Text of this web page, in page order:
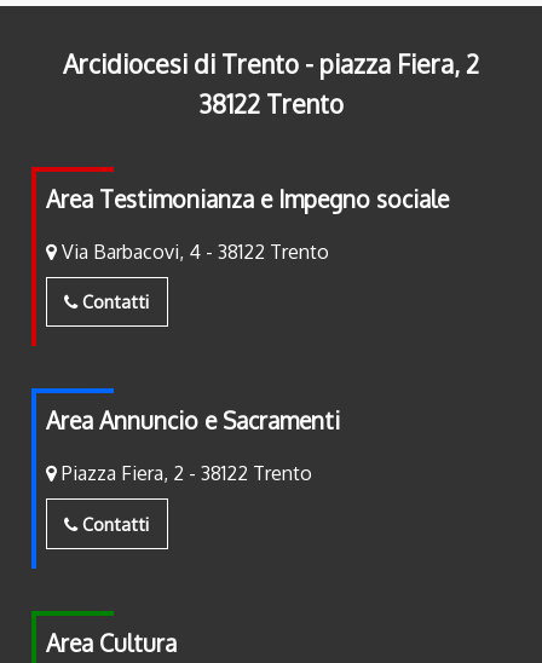
Arcidiocesi di Trento - piazza Fiera, 2
38122 Trento
Area Testimonianza e Impegno sociale
Via Barbacovi, 4 - 38122 Trento
Contatti
Area Annuncio e Sacramenti
Piazza Fiera, 2 - 38122 Trento
Contatti
Area Cultura